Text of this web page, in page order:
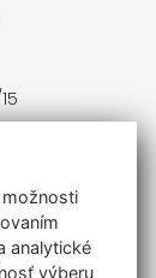
analytické
výberu